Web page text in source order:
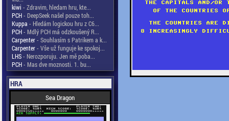
kiwi - Zdravim, hledam hru, kte...
PCH- DeepSeek našel pouze toh...
Kuppa - Hledám logickou hru z C6...
PCH- Mdlý PCH má odzkoušený R...
Carpenter- Souhlasím s Patrikem a k...
Carpenter- Vše už funguje ke spokoj...
LHS- Nerozporuju. Jen mě poba...
PCH- Mas dve moznosti. 1. bu...
HRA
Sea Dragon